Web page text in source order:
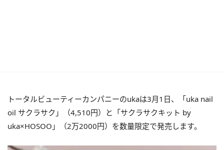
トータルビューティーカンパニーのukaは3月1日、「uka nail
oil サクラサク」（4,510円）と「サクラサクキット by
uka×HOSOO」（2万2000円）を数量限定で発売します。